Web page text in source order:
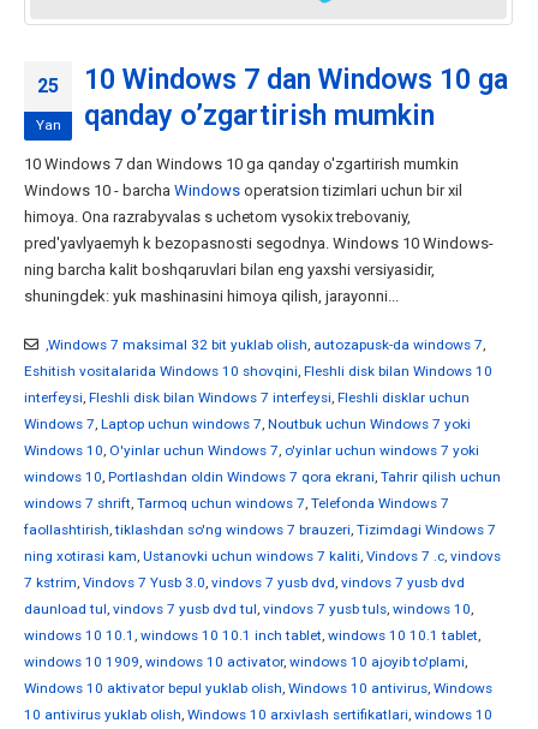
25
Yan
10 Windows 7 dan Windows 10 ga
qanday o’zgartirish mumkin
10 Windows 7 dan Windows 10 ga qanday o'zgartirish mumkin
Windows 10 - barcha Windows operatsion tizimlari uchun bir xil
himoya. Ona razrabyvalas s uchetom vysokix trebovaniy,
pred'yavlyaemyh k bezopasnosti segodnya. Windows 10 Windows-
ning barcha kalit boshqaruvlari bilan eng yaxshi versiyasidir,
shuningdek: yuk mashinasini himoya qilish, jarayonni...
,Windows 7 maksimal 32 bit yuklab olish, autozapusk-da windows 7,
Eshitish vositalarida Windows 10 shovqini, Fleshli disk bilan Windows 10
interfeysi, Fleshli disk bilan Windows 7 interfeysi, Fleshli disklar uchun
Windows 7, Laptop uchun windows 7, Noutbuk uchun Windows 7 yoki
Windows 10, O'yinlar uchun Windows 7, o'yinlar uchun windows 7 yoki
windows 10, Portlashdan oldin Windows 7 qora ekrani, Tahrir qilish uchun
windows 7 shrift, Tarmoq uchun windows 7, Telefonda Windows 7
faollashtirish,tiklashdan so'ng windows 7 brauzeri, Tizimdagi Windows 7
ning xotirasi kam, Ustanovki uchun windows 7 kaliti, Vindovs 7 .c, vindovs
7 kstrim, Vindovs 7 Yusb 3.0, vindovs 7 yusb dvd, vindovs 7 yusb dvd
daunload tul, vindovs 7 yusb dvd tul, vindovs 7 yusb tuls, windows 10,
windows 10 10.1 , windows 10 10.1 inch tablet, windows 10 10.1 tablet,
windows 10 1909, windows 10 activator, windows 10 ajoyib to'plami,
Windows 10 aktivator bepul yuklab olish, Windows 10 antivirus, Windows
10 antivirus yuklab olish, Windows 10 arxivlash sertifikatlari, windows 10